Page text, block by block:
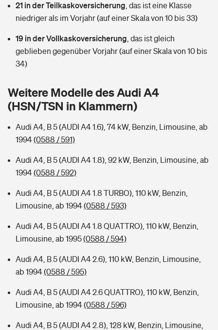
Sie haben Fragen?
Restkreditversicherung
Tools
Hochwasser-Check: Wie gefährdet ist Ihr Haus?
Sie haben Fragen?
Hundehalter-Haftpflicht
Handyversicherung
Private Cyberversicherung
Zur Übersicht
Kinderunfall-Check: Mehr Sicherheit für deine Kids
Typklassen: So ist Ihr Auto eingestuft
Sie haben Fragen?
Tools
Wer versichert was: Jetzt Versicherer finden
Rentenrechner: Wie viel Geld bekomme ich im Alter?
21 in der Teilkaskoversicherung das ist eine Klasse
niedriger als im Vorjahr (auf einer Skala von 10 bis 33)
19 in der Vollkaskoversicherung das ist gleich
geblieben gegenüber Vorjahr (auf einer Skala von 10 bis
34)
Weitere Modelle des Audi A4
(HSN/TSN in Klammern)
Audi A4, B 5 (AUDI A4 1.6), 74 kW, Benzin, Limousine, ab
1994(0588 / 591)
Audi A4, B 5 (AUDI A4 1.8), 92 kW, Benzin, Limousine, ab
1994(0588 / 592)
Audi A4, B 5 (AUDI A4 1.8 TURBO), 110 kW, Benzin,
Limousine, ab 1994(0588 / 593)
Audi A4, B 5 (AUDI A4 1.8 QUATTRO), 110 kW, Benzin,
Limousine, ab 1995(0588 / 594)
Audi A4, B 5 (AUDI A4 2.6), 110 kW, Benzin, Limousine,
ab 1994(0588 / 595)
Audi A4, B 5 (AUDI A4 2.6 QUATTRO), 110 kW, Benzin,
Limousine, ab 1994(0588 / 596)
Audi A4, B 5 (AUDI A4 2.8), 128 kW, Benzin, Limousine,